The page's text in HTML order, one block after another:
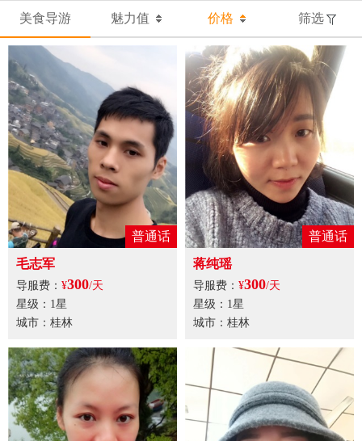
美食导游 魅力值 价格 筛选
普通话
毛志军
导服费： ¥300/天
星级：1星
城市：桂林
普通话
蒋纯瑶
导服费： ¥300/天
星级：1星
城市：桂林